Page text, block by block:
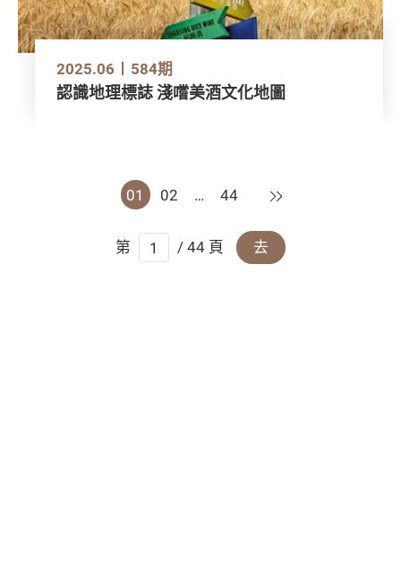
2025.06 584期
認識地理標誌 淺嚐美酒文化地圖
01 02 … 44 下一頁
第 / 44 頁 去